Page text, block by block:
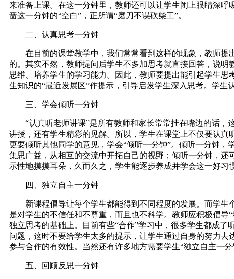
来准备上课。在这一分钟里，教师还可以让学生闭上眼睛深
啬这一分钟的“空白”，正所谓“磨刀不误砍柴工”。
二、认真思考一分钟
在目前的课堂教学中，我们常常看到这样的现象，教师提
的。其实不然，教师提问后学生不多加思考就直接回答，说
思维、培养学生的学习能力。因此，教师要提出能引起学生
生知识的“最近发展区”作提示，引导启发学生深入思考。学生
三、学会倾听一分钟
“认真听老师讲课”是所有教师和家长常常挂在嘴边的话，
讲授，还有学生精彩的见解。所以，学生在课堂上不仅要认
更要倾听其他同学的意见，学会“倾听一分钟”。倾听一分钟
集思广益，从相互的交流中开拓自己的视野；倾听一分钟，
示性地摸摸耳朵，久而久之，学生能逐步养成并学会这一好习
四、独立自主一分钟
新课程倡导让每个学生都能得到不同程度的发展。而学生
是对学生的不信任和不尊重，而且也不科学。教师应积极倡
独立思考的基础上。目前有些“合作”学习中，很多学生都成
问题，这时不要给学生太多的提示，让学生通过自身的努力
参与合作的有效性。当然还有许多地方需要学生“独立自主一
五、回顾反思一分钟